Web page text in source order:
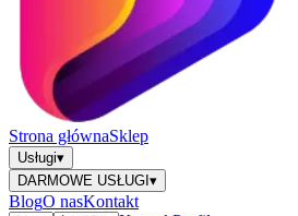
Strona głównaSklep
Usługi▾
DARMOWE USŁUGI ▾
BlogO nasKontakt